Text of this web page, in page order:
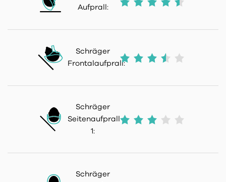
Aufprall:
Schräger
Frontalaufprall:
Schräger
Seitenaufprall
1:
Schräger